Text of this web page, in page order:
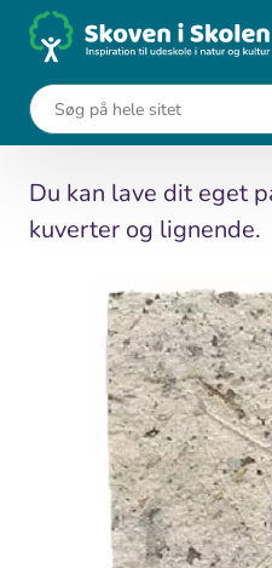
... Aktiviteter Lav
Lav
Du kan lave dit eget
kuverter og lignende.